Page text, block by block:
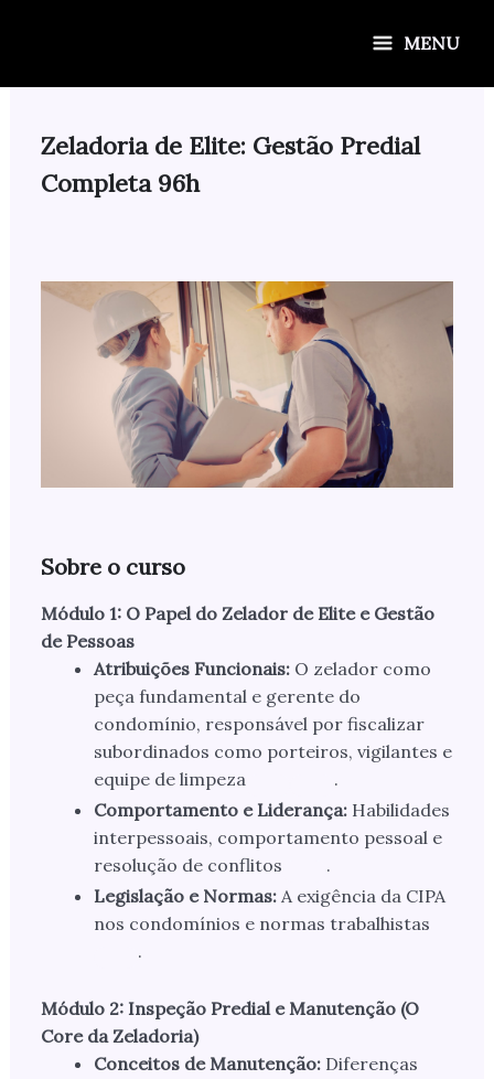
MENU
Zeladoria de Elite: Gestão Predial
Completa 96h
Sobre o curso
Módulo 1: O Papel do Zelador de Elite e Gestão
de Pessoas
Atribuições Funcionais:O zelador como
peça fundamental e gerente do
condomínio, responsável por fiscalizar
subordinados como porteiros, vigilantes e
equipe de limpeza
.
Comportamento e Liderança:Habilidades
interpessoais, comportamento pessoal e
resolução de conflitos
.
Legislação e Normas:A exigência da CIPA
nos condomínios e normas trabalhistas
.
Módulo 2: Inspeção Predial e Manutenção (O
Core da Zeladoria)
Conceitos de Manutenção:Diferenças